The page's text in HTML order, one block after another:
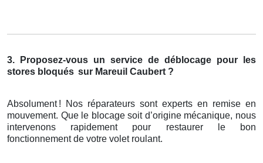
3. Proposez-vous un service de déblocage pour les
stores bloqués sur Mareuil Caubert ?
Absolument ! Nos réparateurs sont experts en remise en
mouvement. Que le blocage soit d’origine mécanique, nous
intervenons rapidement pour restaurer le bon
fonctionnement de votre volet roulant.